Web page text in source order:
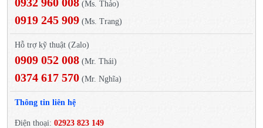
(Ms. Thảo)
0919 245 909 (Ms. Trang)
Hỗ trợ kỹ thuật (Zalo)
0909 052 008 (Mr. Thái)
0374 617 570 (Mr. Nghĩa)
Thông tin liên hệ
Điện thoại: 02923 823 149